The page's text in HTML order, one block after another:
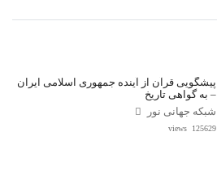
پیشگویی قرآن از آینده جمهوری اسلامی ایران
– به گواهی تاریخ
شبکه جهانی نور
125629 views